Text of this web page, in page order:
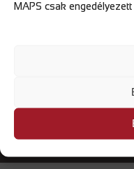
MAPS csak
VISSZAÉLÉS